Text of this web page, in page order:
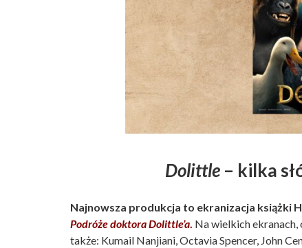
Dolittle– kilka
Najnowsza produkcja to ekranizacja książki
Podróże doktora Dolittle’a. Na wielkich
także: Kumail Nanjiani, Octavia Spencer, John